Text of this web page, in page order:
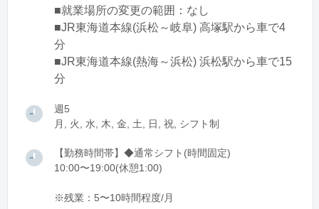
■就業場所の変更の範囲：なし
■JR東海道本線(浜松～岐阜) 高塚駅から車で4
分
■JR東海道本線(熱海～浜松) 浜松駅から車で15
分
週5
月, 火, 水, 木, 金, 土, 日, 祝, シフト制
【勤務時間帯】◆通常シフト(時間固定)
10:00〜19:00(休憩1:00)
※残業：5〜10時間程度/月